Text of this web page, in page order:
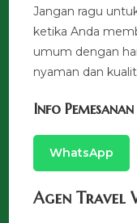
Jangan ragu
ketika Anda
umum dengan
nyaman dan
Info
WhatsApp
Agen Travel